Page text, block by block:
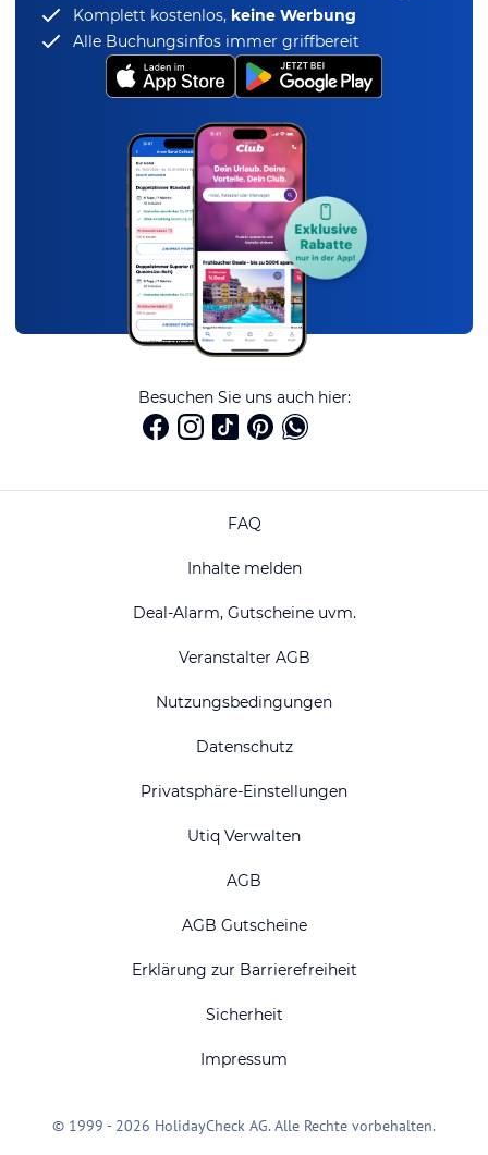
Komplett kostenlos, keine Werbung
Alle Buchungsinfos immer griffbereit
Besuchen Sie uns auch hier:
FAQ
Inhalte melden
Deal-Alarm, Gutscheine uvm.
Veranstalter AGB
Nutzungsbedingungen
Datenschutz
Privatsphäre-Einstellungen
Utiq Verwalten
AGB
AGB Gutscheine
Erklärung zur Barrierefreiheit
Sicherheit
Impressum
© 1999 - 2026 HolidayCheck AG. Alle Rechte vorbehalten.